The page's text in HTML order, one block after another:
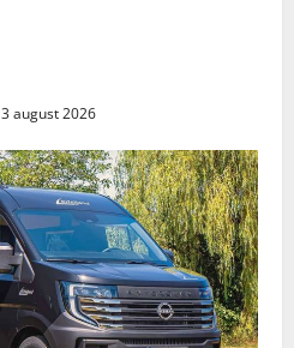
3 august 2026